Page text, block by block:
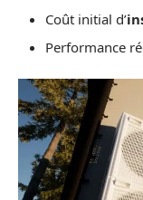
Coût initial d’
Performance